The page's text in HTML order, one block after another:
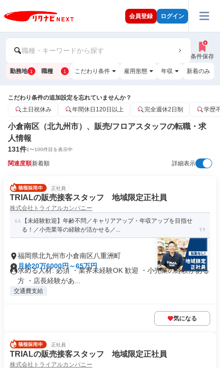
会員登録 ログイン
職種・キーワードから探す
条件保存
勤務地 1 職種 1 こだわり条件 雇用形態 年収 新着のみ
こだわり条件の追加設定を忘れていませんか？
土日祝休み
年間休日120日以上 完全週休2日制 学歴
小倉南区（北九州市）、販売/フロアスタッフの転職・求
人情報
131件1〜100件目を表示中
関連度順新着順 詳細表示
正社員
TRIALの販売接客スタッフ 地域限定正社員
株式会社トライアルカンパニー
【未経験歓迎】年齢不問／キャリアアップ・年収アップを目指せ
る！／小売業等の経験が活かせる／...
福岡県北九州市小倉南区八重洲町
月給20万6000円～65万円
求める人材: 必須 ・業界未経験OK 歓迎 ・小売業の経験がある
方 ・店長経験があ...
交通費支給
気になる
正社員
TRIALの販売接客スタッフ 地域限定正社員
株式会社トライアルカンパニー